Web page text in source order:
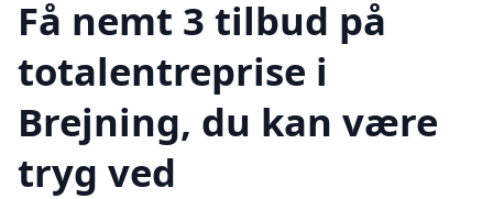
Få nemt 3 tilbud på
totalentreprise i
Brejning, du kan være
tryg ved